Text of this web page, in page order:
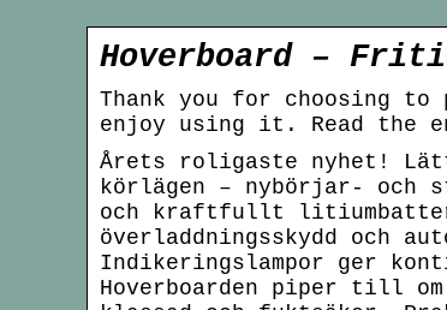
Hoverboard –
Thank you for choosing to
enjoy using it. Read the
Årets roligaste nyhet!
körlägen – nybörjar- och
och kraftfullt litiumbatteri
överladdningsskydd och
Indikeringslampor ger
Hoverboarden piper till